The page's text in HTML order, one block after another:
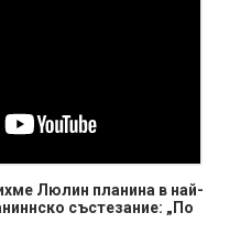
Люлин планина в най-
състезание: „По